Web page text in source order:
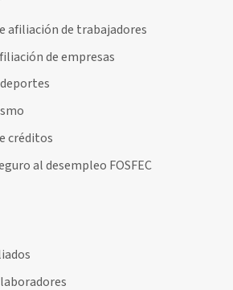
afiliación de trabajadores
de empresas
créditos
al desempleo FOSFEC